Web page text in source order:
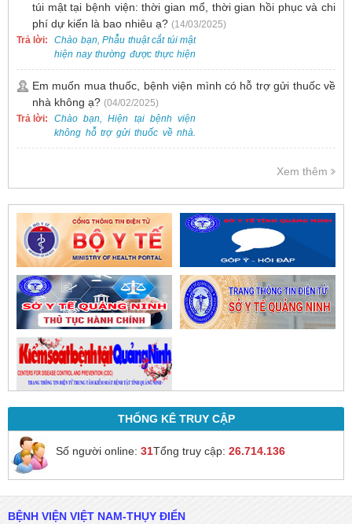
túi mật tại bệnh viện: thời gian mổ, thời gian hồi phục và chi
phí dự kiến là bao nhiêu ạ? (14/03/2025)
Trả lời:
Chào bạn, Phẫu thuật cắt túi mật
hiện nay thường được thực hiện
bằng phương pháp nội soi, đây
là một kỹ thuật ít xâm lấn, an toàn
và phổ biến.
Em muốn mua thuốc, bệnh viện mình có hỗ trợ gửi thuốc về
nhà không ạ? (04/02/2025)
Trả lời:
Chào bạn, Hiện tại bệnh viện
không hỗ trợ gửi thuốc về nhà.
Việc cấp phát thuốc tại bệnh viện
trực tiếp.
Xem thêm
THỐNG KÊ TRUY CẬP
Số người online: 31Tổng truy cập: 26.714.136
BỆNH VIỆN VIỆT NAM-THỤY ĐIỂN